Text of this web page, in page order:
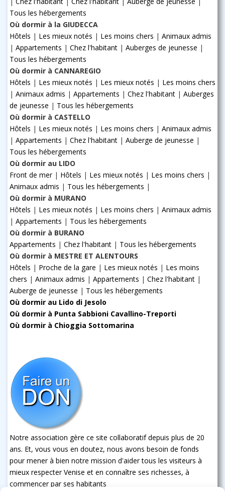
Tous les hébergements
Où dormir à la GIUDECCA
Hôtels | Les mieux notés | Les moins chers | Animaux admis
| Appartements | Chez l'habitant | Auberges de jeunesse |
Tous les hébergements
Où dormir à CANNAREGIO
Hôtels | Les mieux notés | Les mieux notés | Les moins chers
| Animaux admis | Appartements | Chez l'habitant | Auberges
de jeunesse | Tous les hébergements
Où dormir à CASTELLO
Hôtels | Les mieux notés | Les moins chers | Animaux admis
| Appartements | Chez l'habitant | Auberge de jeunesse |
Tous les hébergements
Où dormir au LIDO
Front de mer| Hôtels | Les mieux notés | Les moins chers |
Animaux admis | Tous les hébergements |
Où dormir à MURANO
Hôtels | Les mieux notés | Les moins chers | Animaux admis
| Appartements | Tous les hébergements
Où dormir à BURANO
Appartements | Chez l'habitant | Tous les hébergements
Où dormir à MESTRE ET ALENTOURS
Hôtels | Proche de la gare | Les mieux notés | Les moins
chers | Animaux admis | Appartements | Chez l'habitant |
Auberge de jeunesse | Tous les hébergements
Où dormir au Lido di Jesolo
Où dormir à Punta Sabbioni Cavallino-Treporti
Où dormir à Chioggia Sottomarina
Notre association gère ce site collaboratif depuis plus de 20
ans. Et, vous vous en doutez, nous avons besoin de fonds
pour mener à bien notre mission d'aider tous les visiteurs à
mieux respecter Venise et en connaître ses richesses, à
commencer par ses habitants